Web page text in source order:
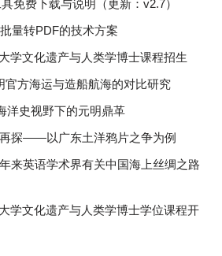
免费下载与说明（更新：v2.7）
量转PDF的技术方案
学文化遗产与人类学博士课程招生
方海运与造船航海的对比研究
洋史视野下的元明鼎革
探——以广东土洋鸦片之争为例
来英语学术界有关中国海上丝绸之路
学文化遗产与人类学博士学位课程开